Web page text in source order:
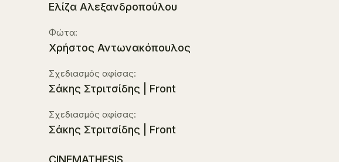
Ελίζα Αλεξανδροπούλου
Φώτα:
Χρήστος Αντωνακόπουλος
Σχεδιασμός αφίσας:
Σάκης Στριτσίδης | Front
Σχεδιασμός αφίσας:
Σάκης Στριτσίδης | Front
CINEMATHESIS